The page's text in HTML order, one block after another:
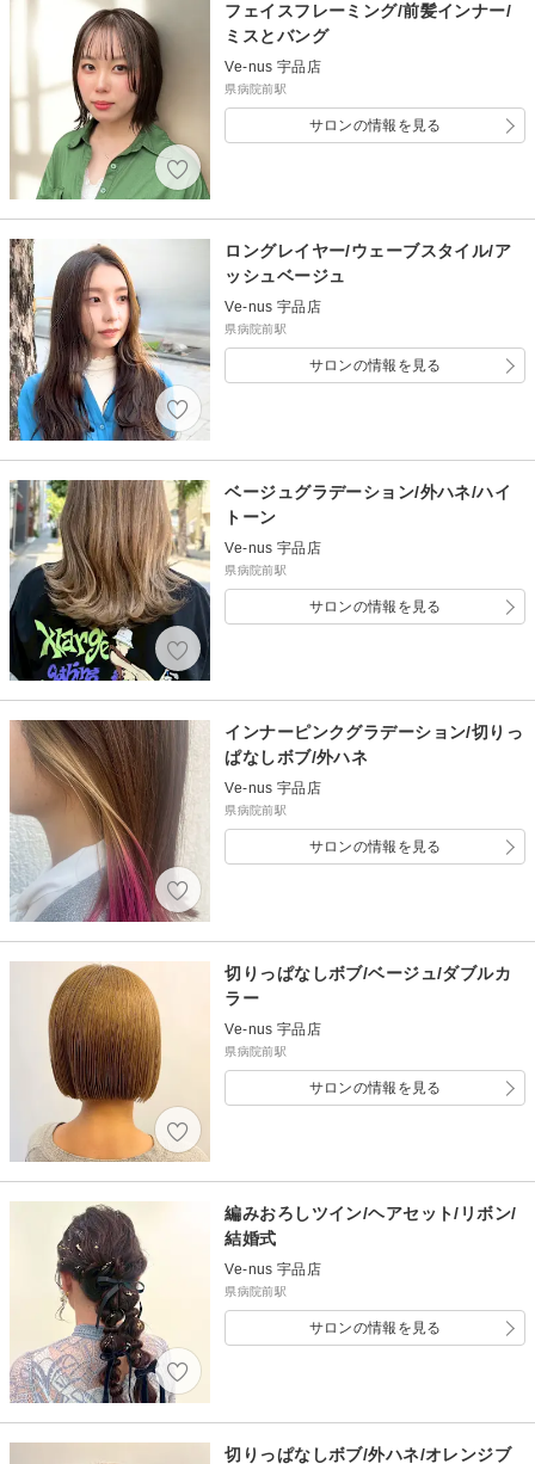
フェイスフレーミング/前髪インナー/
ミスとバング
Ve-nus 宇品店
県病院前駅
サロンの情報を見る
ロングレイヤー/ウェーブスタイル/ア
ッシュベージュ
Ve-nus 宇品店
県病院前駅
サロンの情報を見る
ベージュグラデーション/外ハネ/ハイ
トーン
Ve-nus 宇品店
県病院前駅
サロンの情報を見る
インナーピンクグラデーション/切りっ
ぱなしボブ/外ハネ
Ve-nus 宇品店
県病院前駅
サロンの情報を見る
切りっぱなしボブ/ベージュ/ダブルカ
ラー
Ve-nus 宇品店
県病院前駅
サロンの情報を見る
編みおろしツイン/ヘアセット/リボン/
結婚式
Ve-nus 宇品店
県病院前駅
サロンの情報を見る
切りっぱなしボブ/外ハネ/オレンジブ